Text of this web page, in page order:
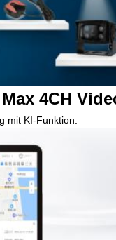
4CH
mit KI-Funktion.